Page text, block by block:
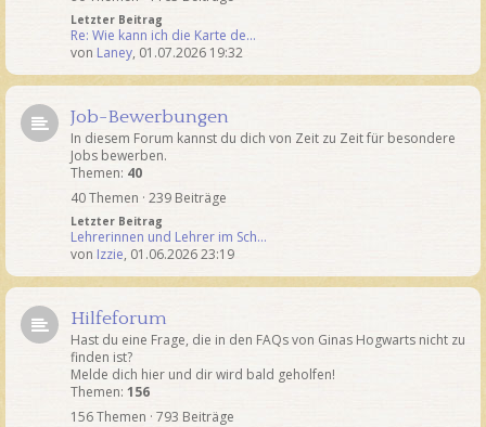
Letzter Beitrag
Re: Wie kann ich die Karte de…
von Laney, 01.07.2026 19:32
Job-Bewerbungen
In diesem Forum kannst du dich von Zeit zu Zeit für besondere
Jobs bewerben.
Themen: 40
40 Themen · 239 Beiträge
Letzter Beitrag
Lehrerinnen und Lehrer im Sch…
von Izzie, 01.06.2026 23:19
Hilfeforum
Hast du eine Frage, die in den FAQs von Ginas Hogwarts nicht zu
finden ist?
Melde dich hier und dir wird bald geholfen!
Themen: 156
156 Themen · 793 Beiträge